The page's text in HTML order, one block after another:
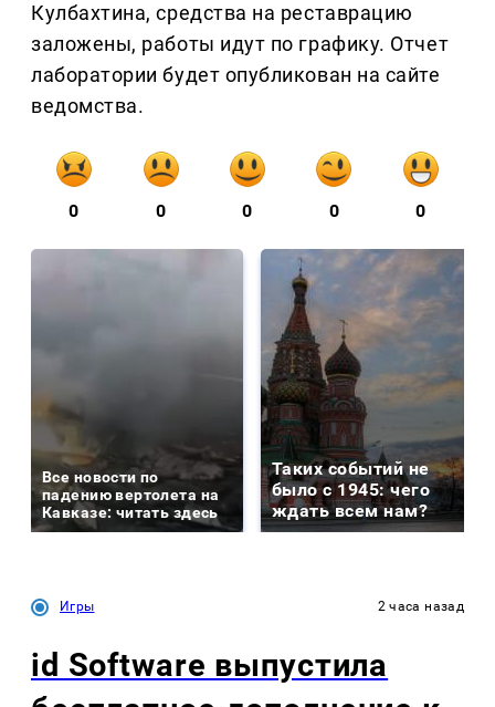
Кулбахтина, средства на реставрацию
заложены, работы идут по графику. Отчет
лаборатории будет опубликован на сайте
ведомства.
0 0 0 0 0
Все новости по
падению вертолета на
Кавказе: читать здесь
Таких событий не
было с 1945: чего
ждать всем нам?
Игры 2 часа назад
id Software выпустила